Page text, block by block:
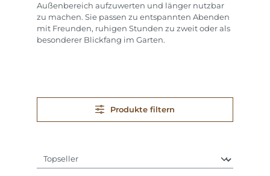
Außenbereich aufzuwerten und länger nutzbar
zu machen. Sie passen zu entspannten Abenden
mit Freunden, ruhigen Stunden zu zweit oder als
besonderer Blickfang im Garten.
Produkte filtern